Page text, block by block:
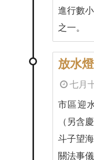
進行數
之一。
放水燈
七月
市區迎
（另含
斗子望
關法事